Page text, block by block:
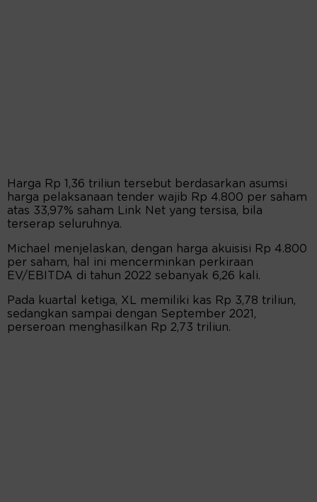
Harga Rp 1,36 triliun tersebut berdasarkan asumsi
harga pelaksanaan tender wajib Rp 4.800 per saham
atas 33,97% saham Link Net yang tersisa, bila
terserap seluruhnya.
Michael menjelaskan, dengan harga akuisisi Rp 4.800
per saham, hal ini mencerminkan perkiraan
EV/EBITDA di tahun 2022 sebanyak 6,26 kali.
Pada kuartal ketiga, XL memiliki kas Rp 3,78 triliun,
sedangkan sampai dengan September 2021,
perseroan menghasilkan Rp 2,73 triliun.